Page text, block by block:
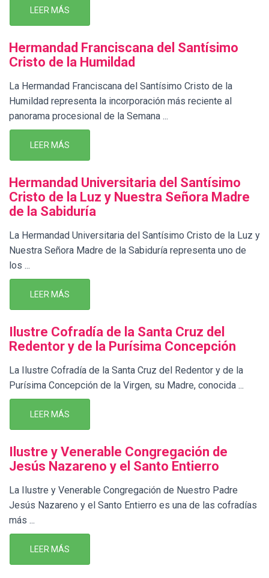
LEER MÁS
Hermandad Franciscana del Santísimo
Cristo de la Humildad
La Hermandad Franciscana del Santísimo Cristo de la
Humildad representa la incorporación más reciente al
panorama procesional de la Semana ...
LEER MÁS
Hermandad Universitaria del Santísimo
Cristo de la Luz y Nuestra Señora Madre
de la Sabiduría
La Hermandad Universitaria del Santísimo Cristo de la Luz y
Nuestra Señora Madre de la Sabiduría representa uno de
los ...
LEER MÁS
Ilustre Cofradía de la Santa Cruz del
Redentor y de la Purísima Concepción
La Ilustre Cofradía de la Santa Cruz del Redentor y de la
Purísima Concepción de la Virgen, su Madre, conocida ...
LEER MÁS
Ilustre y Venerable Congregación de
Jesús Nazareno y el Santo Entierro
La Ilustre y Venerable Congregación de Nuestro Padre
Jesús Nazareno y el Santo Entierro es una de las cofradías
más ...
LEER MÁS